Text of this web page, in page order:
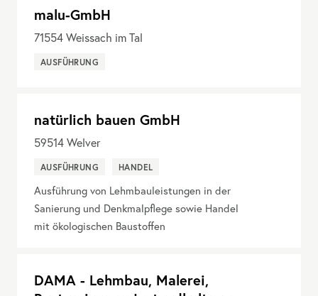
malu-GmbH
71554Weissach im Tal
AUSFÜHRUNG
natürlich bauen GmbH
59514Welver
AUSFÜHRUNG HANDEL
Ausführung von Lehmbauleistungen in der
Sanierung und Denkmalpflege sowie Handel
mit ökologischen Baustoffen
DAMA - Lehmbau, Malerei,